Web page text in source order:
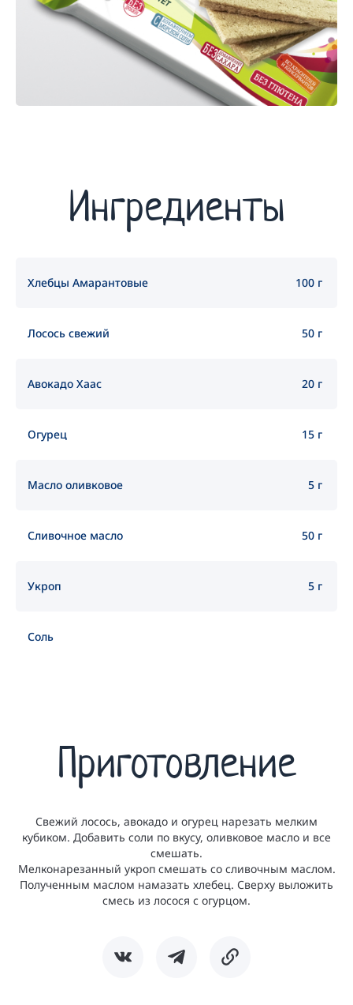
Ингредиенты
Хлебцы Амарантовые 100 г
Лосось свежий 50 г
Авокадо Хаас 20 г
Огурец 15 г
Масло оливковое 5 г
Сливочное масло 50 г
Укроп 5 г
Соль
Приготовление
Свежий лосось, авокадо и огурец нарезать мелким
кубиком. Добавить соли по вкусу, оливковое масло и все
смешать.
Мелконарезанный укроп смешать со сливочным маслом.
Полученным маслом намазать хлебец. Сверху выложить
смесь из лосося с огурцом.